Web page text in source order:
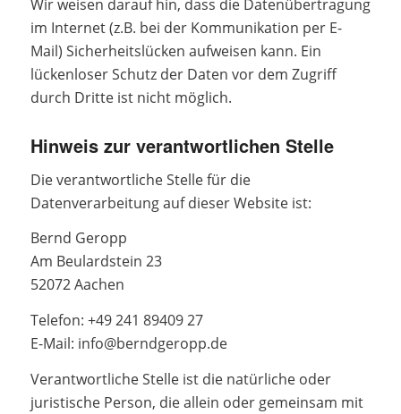
Wir weisen darauf hin, dass die Datenübertragung
im Internet (z.B. bei der Kommunikation per E-
Mail) Sicherheitslücken aufweisen kann. Ein
lückenloser Schutz der Daten vor dem Zugriff
durch Dritte ist nicht möglich.
Hinweis zur verantwortlichen Stelle
Die verantwortliche Stelle für die
Datenverarbeitung auf dieser Website ist:
Bernd Geropp
Am Beulardstein 23
52072 Aachen
Telefon: +49 241 89409 27
E-Mail: info@berndgeropp.de
Verantwortliche Stelle ist die natürliche oder
juristische Person, die allein oder gemeinsam mit